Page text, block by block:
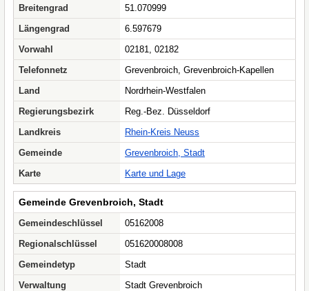
Breitengrad
51.070999
Längengrad
6.597679
Vorwahl
02181, 02182
Telefonnetz
Grevenbroich, Grevenbroich-Kapellen
Land
Nordrhein-Westfalen
Regierungsbezirk
Reg.-Bez. Düsseldorf
Landkreis
Rhein-Kreis Neuss
Gemeinde
Grevenbroich, Stadt
Karte
Karte und Lage
Gemeinde Grevenbroich, Stadt
Gemeindeschlüssel
05162008
Regionalschlüssel
051620008008
Gemeindetyp
Stadt
Verwaltung
Stadt Grevenbroich